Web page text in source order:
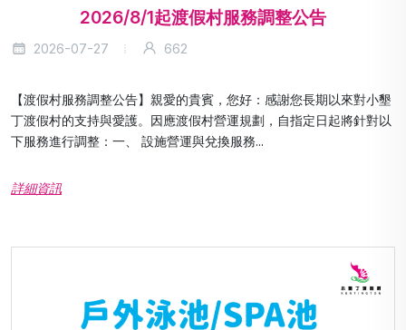
2026/8/1起渡假村服務調整公告
2026-07-27 662
【渡假村服務調整公告】親愛的貴賓，您好：感謝您長期以來對小墾
丁渡假村的支持與愛護。因應渡假村營運規劃，自指定日起將針對以
下服務進行調整：一、 設施營運與兌換服務...
詳細資訊